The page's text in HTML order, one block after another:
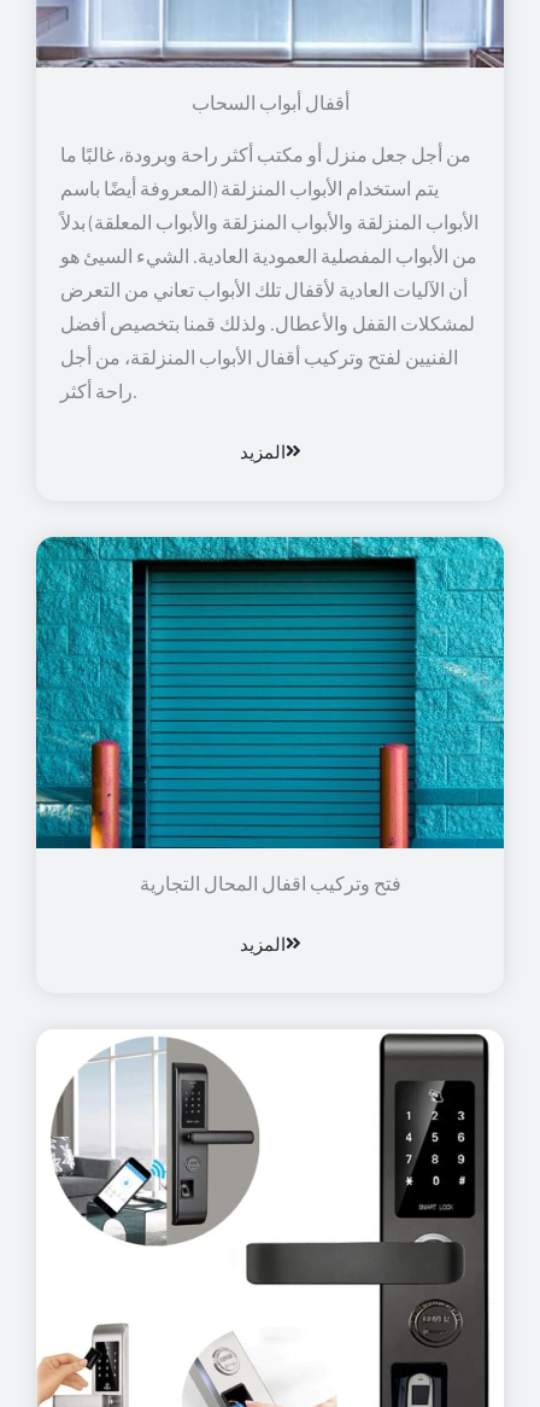
أقفال أبواب السحاب
من أجل جعل منزل أو مكتب أكثر راحة وبرودة، غالبًا ما
يتم استخدام الأبواب المنزلقة (المعروفة أيضًا باسم
الأبواب المنزلقة والأبواب المنزلقة والأبواب المعلقة) بدلاً
من الأبواب المفصلية العمودية العادية. الشيء السيئ هو
أن الآليات العادية لأقفال تلك الأبواب تعاني من التعرض
لمشكلات القفل والأعطال. ولذلك قمنا بتخصيص أفضل
الفنيين لفتح وتركيب أقفال الأبواب المنزلقة، من أجل
راحة أكثر.
المزيد
فتح وتركيب اقفال المحال التجارية
المزيد